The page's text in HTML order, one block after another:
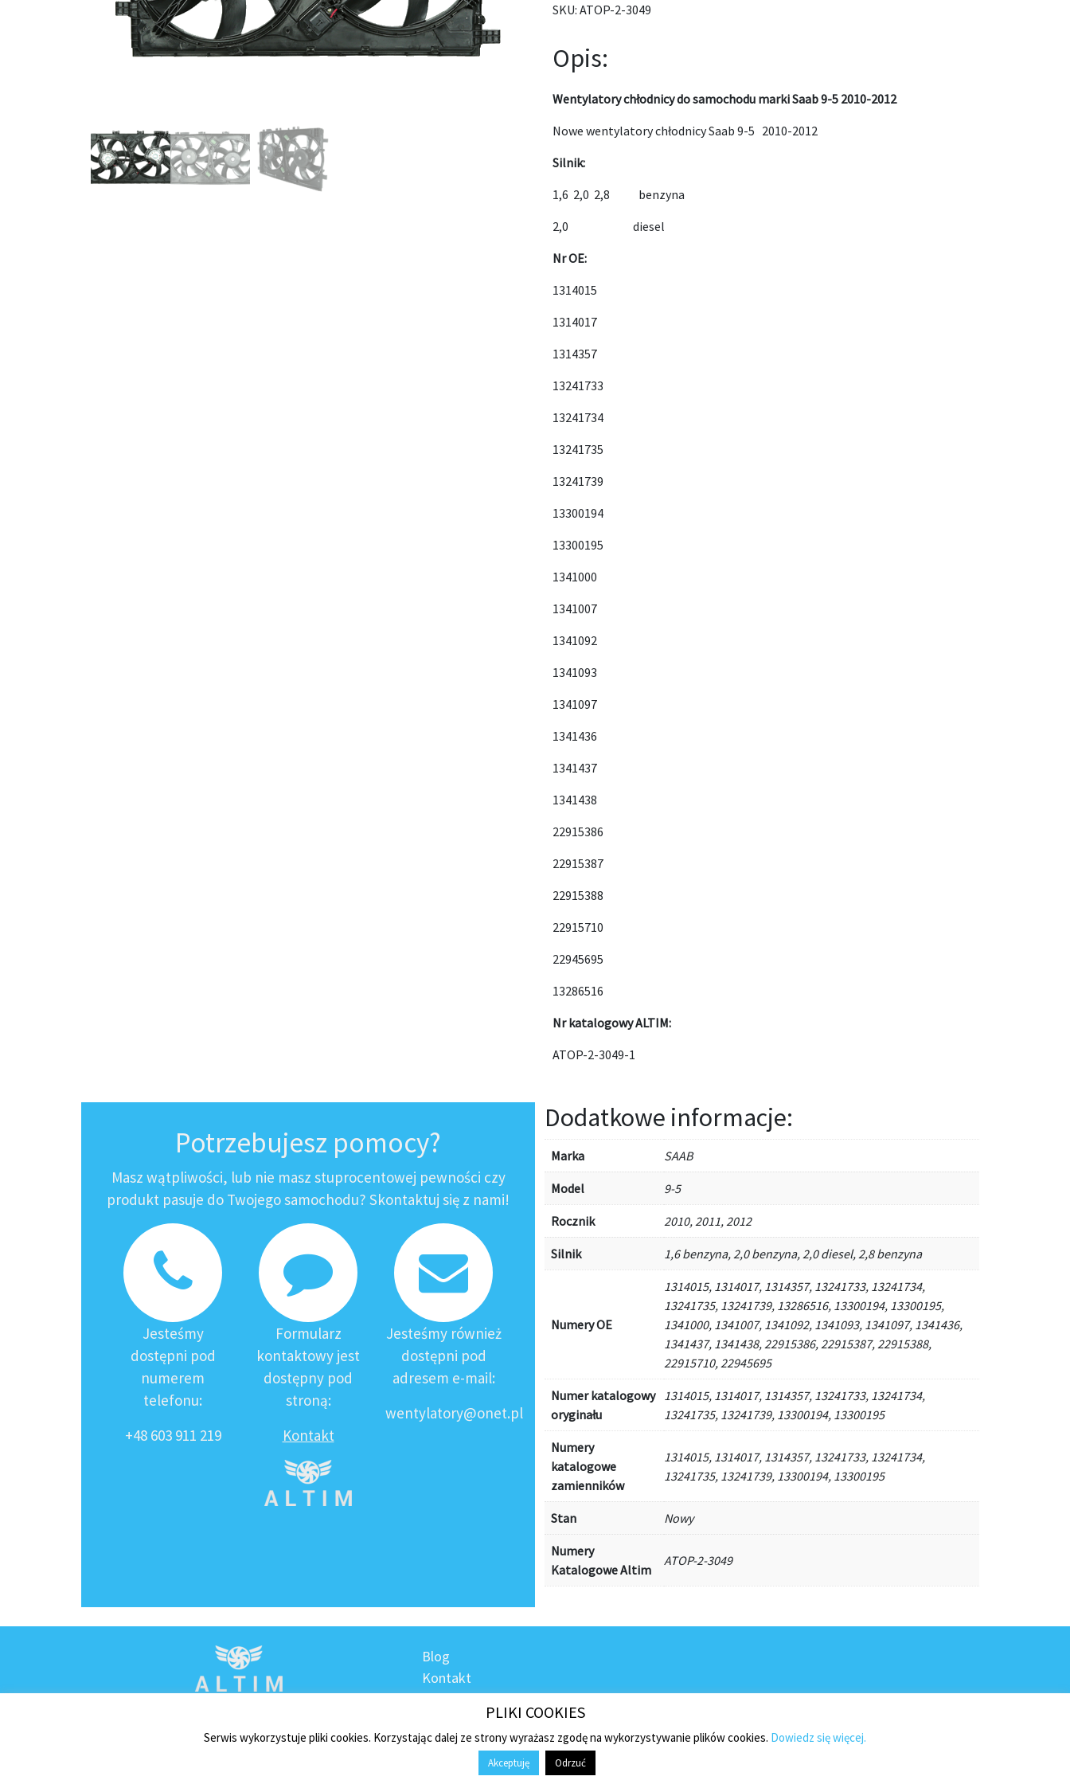
SKU:ATOP-2-3049
Opis:
Wentylatory chłodnicy do samochodu marki Saab 9-5 2010-2012
Nowe wentylatory chłodnicy Saab 9-5 2010-2012
Silnik:
1,6 2,0 2,8 benzyna
2,0 diesel
Nr OE:
1314015
1314017
1314357
13241733
13241734
13241735
13241739
13300194
13300195
1341000
1341007
1341092
1341093
1341097
1341436
1341437
1341438
22915386
22915387
22915388
22915710
22945695
13286516
Nr katalogowy ALTIM:
ATOP-2-3049-1
Potrzebujesz pomocy?
Masz wątpliwości, lub nie masz stuprocentowej pewności czy
produkt pasuje do Twojego samochodu? Skontaktuj się z nami!
Jesteśmy
dostępni pod
numerem
telefonu:
+48 603 911 219
Formularz
kontaktowy jest
dostępny pod
stroną:
Kontakt
Jesteśmy również
dostępni pod
adresem e-mail:
wentylatory@onet.pl
Dodatkowe informacje:
Marka SAAB
Model 9-5
Rocznik 2010, 2011, 2012
Silnik 1,6 benzyna, 2,0 benzyna, 2,0 diesel, 2,8 benzyna
Numery OE
1314015, 1314017, 1314357, 13241733, 13241734,
13241735, 13241739, 13286516, 13300194, 13300195,
1341000, 1341007, 1341092, 1341093, 1341097, 1341436,
1341437, 1341438, 22915386, 22915387, 22915388,
22915710, 22945695
Numer katalogowy
oryginału
1314015, 1314017, 1314357, 13241733, 13241734,
13241735, 13241739, 13300194, 13300195
Numery
katalogowe
zamienników
1314015, 1314017, 1314357, 13241733, 13241734,
13241735, 13241739, 13300194, 13300195
Stan Nowy
Numery
Katalogowe Altim
ATOP-2-3049
Blog
Kontakt
Regulamin sklepu
Polityka prywatności
Płatności i dostawa
PLIKI COOKIES
Serwis wykorzystuje pliki cookies. Korzystając dalej ze strony wyrażasz zgodę na wykorzystywanie plików cookies. Dowiedz się więcej.
Akceptuję Odrzuć